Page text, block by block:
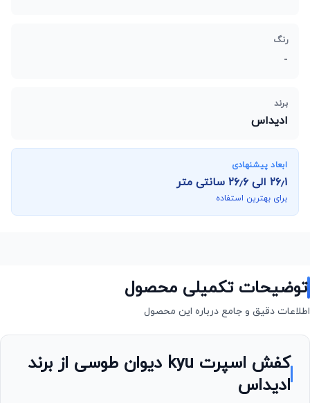
رنگ
-
برند
ادیداس
ابعاد پیشنهادی
۲۶٫۱ الی۲۶٫۶سانتی متر
برای بهترین استفاده
توضیحات تکمیلی محصول
اطلاعات دقیق و جامع درباره این محصول
کفش اسپرت kyu دیوان طوسی از برند
ادیداس